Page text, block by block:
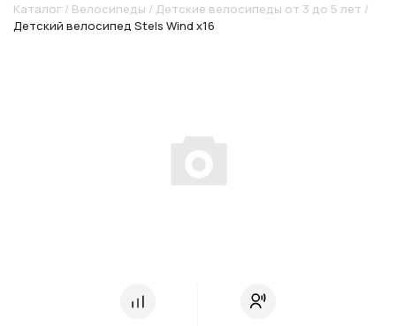
Каталог / Велосипеды / Детские велосипеды от 3 до 5 лет /
Детский велосипед Stels Wind х16